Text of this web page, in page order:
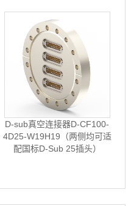
D-sub真空连接器D-CF100-
4D25-W19H19（两侧均可适
配国标D-Sub 25插头）